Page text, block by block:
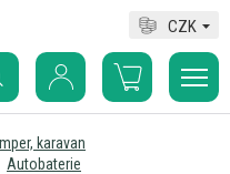
CZK
karavan
Autobaterie